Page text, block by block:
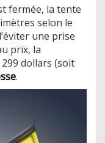
fermée, la tente
selon le
une prise
prix, la
dollars (soit
.